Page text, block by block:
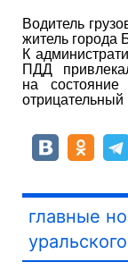
Водитель
житель города
К
ПДД
на состояние
отрицательный
главные
уральского